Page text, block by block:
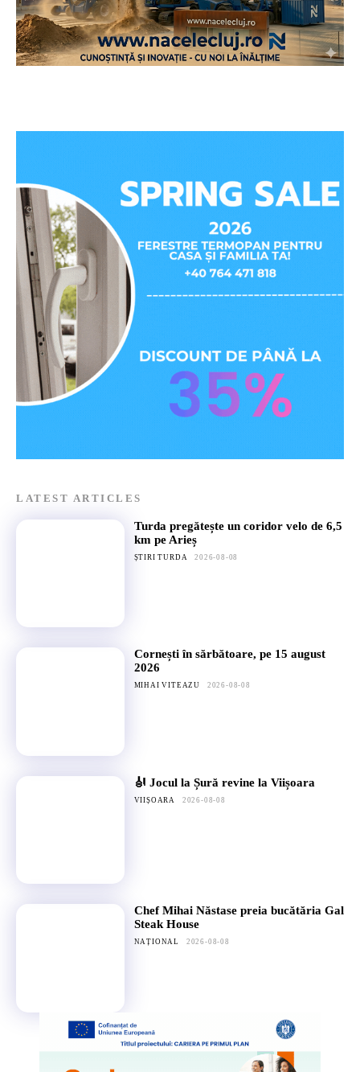
LATEST ARTICLES
Turda pregătește un coridor velo de 6,5
km pe Arieș
ȘTIRI TURDA 2026-08-08
Cornești în sărbătoare, pe 15 august
2026
MIHAI VITEAZU 2026-08-08
🎻 Jocul la Șură revine la Viișoara
VIIȘOARA 2026-08-08
Chef Mihai Năstase preia bucătăria Gal
Steak House
NAȚIONAL 2026-08-08